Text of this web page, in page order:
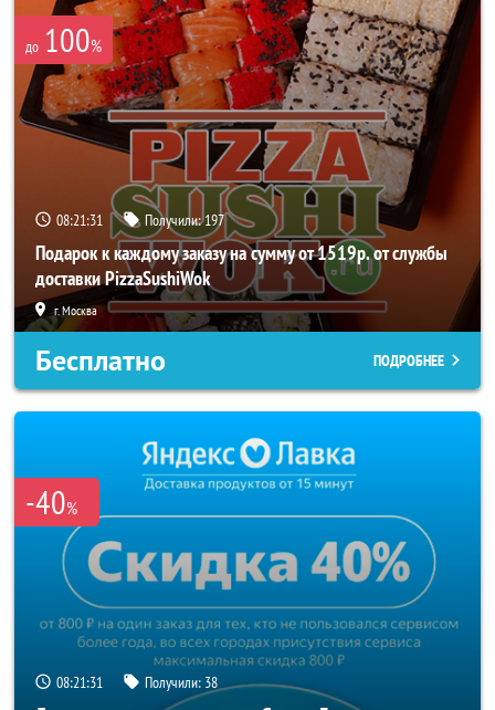
до 100%
08:21:30 Получили:197
Подарок к каждому заказу на сумму от 1519р. от службы
доставки PizzaSushiWok
г. Москва
Бесплатно ПОДРОБНЕЕ
-40%
08:21:30 Получили: 38